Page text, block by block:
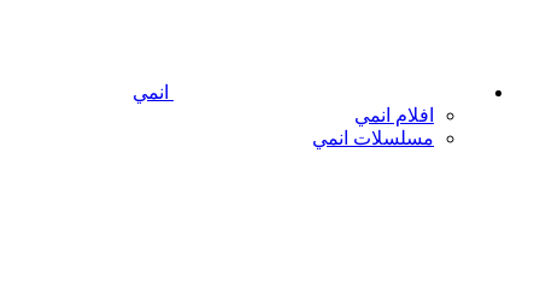
انمي
افلام انمي
مسلسلات انمي